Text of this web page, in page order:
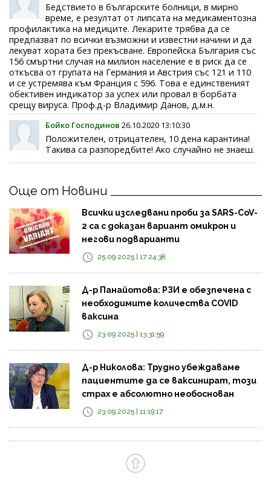
Бедствието в българските болници, в мирно
време, е резултат от липсата на медикаментозна
профилактика на медиците. Лекарите трябва да се
прeдпазват по всички възможни и известни начини и да
лекуват хората без прекъсване. Европейска България със
156 смъртни случая на милион население е в риск да се
откъсва от групата на Германия и Австрия със 121 и 110
и се устремява към Франция с 596. Това е единственият
обективен индикатор за успех или провал в борбата
срещу вируса. Проф.д-р Владимир Данов, д.м.н.
Бойко Господинов 26.10.2020 13:10:30
Положителен, отрицателен, 10 дена карантина!
Такива са разпоредбите! Ако случайно не знаеш.
Още от Новини
Всички изследвани проби за SARS-CoV-
2 са с доказан вариант омикрон и
негови подварианти
25.09.2025 | 17:24:38
Д-р Панайотова: РЗИ е обезпечена с
необходимите количества COVID
ваксина
23.09.2025 | 13:31:59
Д-р Николова: Трудно убеждаваме
пациентите да се ваксинират, този
страх е абсолютно необоснован
23.09.2025 | 11:19:17